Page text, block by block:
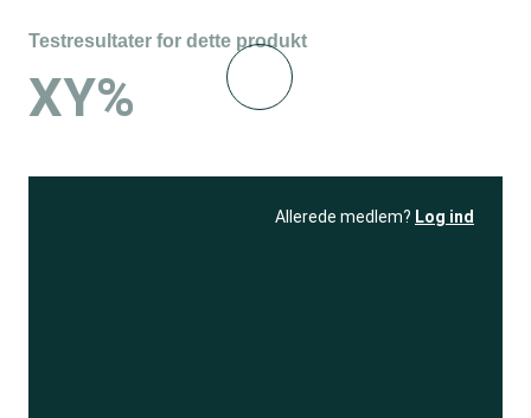
Testresultater for dette produkt
XY%
Allerede medlem? Log ind